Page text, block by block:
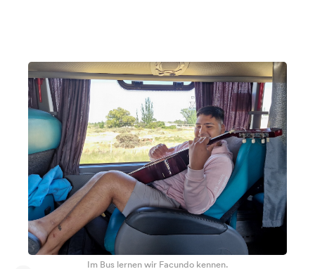
Im Bus lernen wir Facundo kennen.